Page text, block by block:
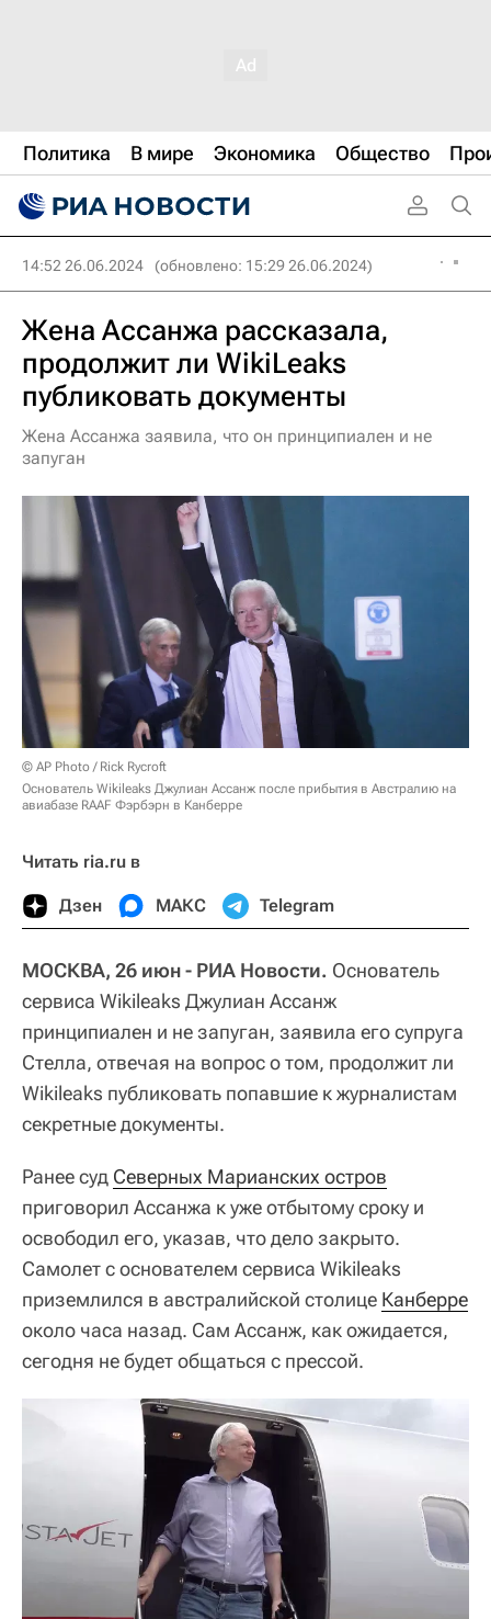
Политика В мире Экономика Общество
14:52 26.06.2024 (обновлено: 15:29 26.06.2024)
Жена Ассанжа рассказала,
продолжит ли WikiLeaks
публиковать документы
Жена Ассанжа заявила, что он принципиален и не
запуган
© AP Photo / Rick Rycroft
Основатель Wikileaks Джулиан Ассанж после прибытия в Австралию на
авиабазе RAAF Фэрбэрн в Канберре
Читать ria.ru в
Дзен МАКС Telegram
МОСКВА, 26 июн - РИА Новости. Основатель
сервиса Wikileaks Джулиан Ассанж
принципиален и не запуган, заявила его супруга
Стелла, отвечая на вопрос о том, продолжит ли
Wikileaks публиковать попавшие к журналистам
секретные документы.
Ранее суд Северных Марианских остров
приговорил Ассанжа к уже отбытому сроку и
освободил его, указав, что дело закрыто.
Самолет с основателем сервиса Wikileaks
приземлился в австралийской столице Канберре
около часа назад. Сам Ассанж, как ожидается,
сегодня не будет общаться с прессой.